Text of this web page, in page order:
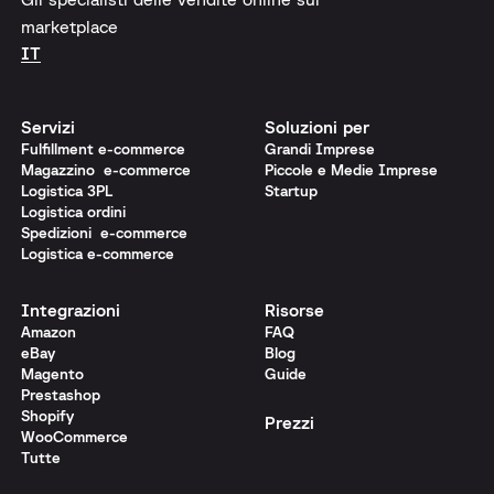
marketplace
IT
Servizi
Fulfillment e-commerce
Magazzino e-commerce
Logistica 3PL
Logistica ordini
Spedizioni e-commerce
Logistica e-commerce
Soluzioni per
Grandi Imprese
Piccole e Medie Imprese
Startup
Integrazioni
Amazon
eBay
Magento
Prestashop
Shopify
WooCommerce
Tutte
Risorse
FAQ
Blog
Guide
Prezzi